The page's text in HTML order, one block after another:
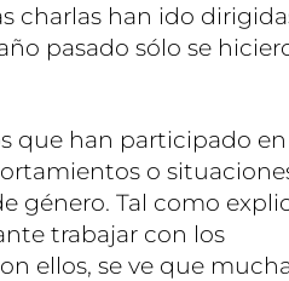
charlas han ido
pasado sólo se
que han participado en
o
género. Tal como
trabajar con los
ellos, se ve que